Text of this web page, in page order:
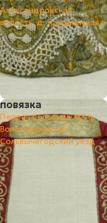
Александровская
волость, д. Часовенская
повязка
Первая половина XIX в.
Вологодская губ.,
Сольвычегодский уезд